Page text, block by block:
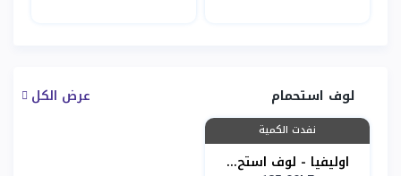
لوف استحمام عرض الكل
نفدت الكمية
اوليفيا - لوف استح...